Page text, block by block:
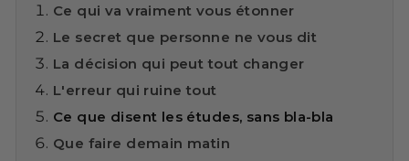
Ce qui va vraiment vous étonner
Le secret que personne ne vous dit
La décision qui peut tout changer
L'erreur qui ruine tout
Ce que disent les études, sans bla-bla
Que faire demain matin